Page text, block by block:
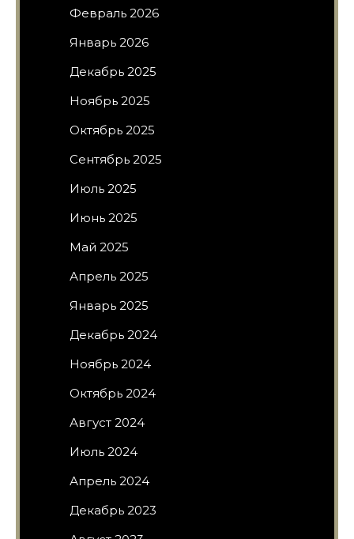
Февраль 2026
Январь 2026
Декабрь 2025
Ноябрь 2025
Октябрь 2025
Сентябрь 2025
Июль 2025
Июнь 2025
Май 2025
Апрель 2025
Январь 2025
Декабрь 2024
Ноябрь 2024
Октябрь 2024
Август 2024
Июль 2024
Апрель 2024
Декабрь 2023